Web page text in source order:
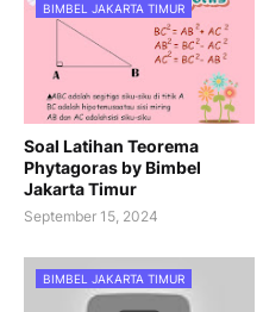
BIMBEL JAKARTA TIMUR
Soal Latihan Teorema
Phytagoras by Bimbel
Jakarta Timur
September 15, 2024
BIMBEL JAKARTA TIMUR